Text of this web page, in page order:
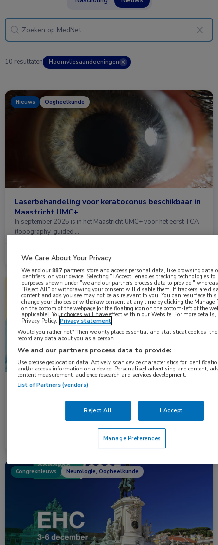
10 resultaten Hoornvliesaandoeningen ✕
Nieuws Oogheelkunde
Laserbehandeling voor keratoconus beschikbaar in
Maastricht UMC+
In september 2025 is in het Maastricht UMC+ voor het eerst TCAT
(topography-guided …
24 mrt. 2026
Nieuws Oogheelkunde
UMC Utrecht voert eerste corneale neurotisatie in
Artsen van het UMC Utrecht hebben voor het eerst in Nederland
een corneale neurotisatie uitgevoerd …
Congresnieuws Neurologie, Oogheelkunde
We Care About Your Privacy
We and our887partners store and access personal data, like browsing data
identifiers, on your device. Selecting "I Accept" enables tracking technologies to
purposes shown under "we and our partners process data to provide,"
"Reject All" or withdrawing your consent will disable them. If trackers are
content and ads you see may not be as relevant to you. You can resurface
change your choices or withdraw consent at any time by clicking the Manage
on the bottom of the webpage [or the floating icon on the bottom-left of the
applicable]. Your choices will have effect within our Website. For more details,
Privacy Policy. Privacy statement
Would you rather not? Then we only place essential and statistical cookies,
record any data about you as a person
We and our partners process data to provide:
Use precise geolocation data. Actively scan device characteristics for
and/or access information on a device. Personalised advertising and content,
content measurement, audience research and services development.
List of Partners (vendors)
Reject All I Accept
Manage Preferences